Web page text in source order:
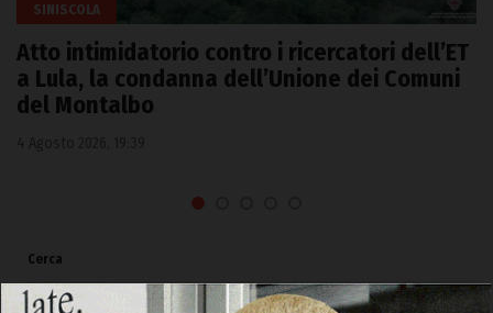
SINISCOLA
Atto intimidatorio contro i ricercatori dell’ET
a Lula, la condanna dell’Unione dei Comuni
del Montalbo
Cerca